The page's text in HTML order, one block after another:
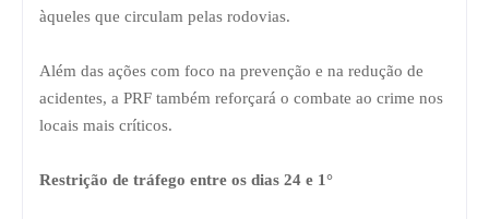
àqueles que circulam pelas rodovias.
Além das ações com foco na prevenção e na redução de
acidentes, a PRF também reforçará o combate ao crime nos
locais mais críticos.
Restrição de tráfego entre os dias 24 e 1°